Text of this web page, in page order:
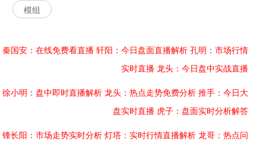
模组
秦国安：在线免费看直播 轩阳：今日盘面直播解析 孔明：市场行情
实时直播 龙头：今日盘中实战直播
徐小明：盘中即时直播解析 龙头：热点走势免费分析 推手：今日大
盘实时直播 虎子：盘面实时分析解答
锋长阳：市场走势实时分析 灯塔：实时行情直播解析 龙哥：热点问